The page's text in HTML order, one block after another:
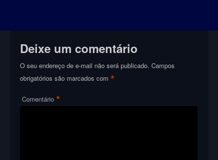
Deixe um comentário
O seu endereço de e-mail não será publicado. Campos
obrigatórios são marcados com*
Comentário *